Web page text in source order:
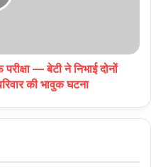
— बेटी ने निभाई दोनों
की भावुक घटना